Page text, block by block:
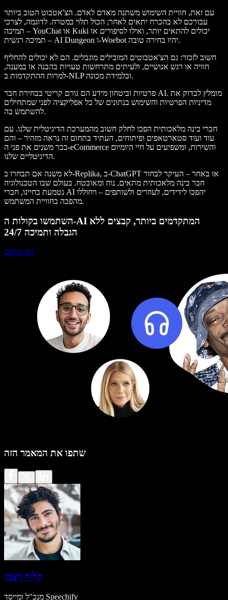
עם זאת, חוויית השימוש משתנה מאדם לאדם. הצ'אטבוט הטוב ביותר
עבורכם לא בהכרח יתאים לאחר; הכול תלוי במטרה. לדוגמה, לצרכי
תמיכה – YouChat או Kuki יכולים להתאים יותר, ואילו לסיפורים או
תמיכה רגשית – AI Dungeon ו-Woebot יהיו בחירה טובה.
חשוב לזכור: גם הצ'אטבוטים המובילים מוגבלים. הם לא יכולים להחליף
חוויה או רגש אנושיים, ולעיתים מתרחשות טעויות בהבנה או במענה,
למרות ההתקדמות ב-NLP ובלמידת מכונה.
פרטיות וביטחון מידע הם גורם קריטי בבחירת חבר AI. מומלץ לבדוק את
מדיניות הפרטיות והשימוש בנתונים של כל אפליקציה לפני שמתחילים
להשתמש בה.
חברי בינה מלאכותית הפכו לחלק חשוב מהמערכת הדיגיטלית שלנו. עם
עוד ועוד סטארטאפים ופיתוחים, העתיד בתחום זה נראה מזהיר – והם
כבר משנים את פני ה-eCommerce והשירות, ומשפיעים על חיי היומיום
הדיגיטליים שלנו.
לא משנה אם תבחרו ב-Replika, ב-ChatGPT או באחר – העיקר לבחור
חבר בינה מלאכותית מתאים, נוח ומאובטח. בעולם שבו הטכנולוגיה
נטמעת בחיינו, חברי AI יהפכו לידידים, לעוזרים ולשותפים – ויחוללו
מהפכה בחוויית המשתמש.
השתמשו בקולות ה-AI המתקדמים ביותר, קבצים ללא
הגבלה ותמיכה 24/7
נסו בחינם
שתפו את המאמר הזה
קליף ויצמן
מנכ"ל ומייסד Speechify